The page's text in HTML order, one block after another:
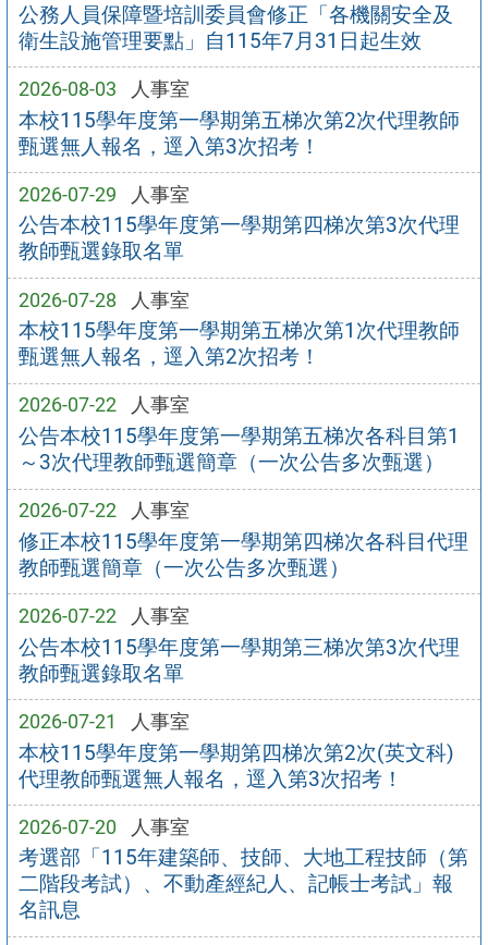
公務人員保障暨培訓委員會修正「各機關安全及
衛生設施管理要點」自115年7月31日起生效
2026-08-03 人事室
本校115學年度第一學期第五梯次第2次代理教師
甄選無人報名，逕入第3次招考！
2026-07-29 人事室
公告本校115學年度第一學期第四梯次第3次代理
教師甄選錄取名單
2026-07-28 人事室
本校115學年度第一學期第五梯次第1次代理教師
甄選無人報名，逕入第2次招考！
2026-07-22 人事室
公告本校115學年度第一學期第五梯次各科目第1
～3次代理教師甄選簡章（一次公告多次甄選）
2026-07-22 人事室
修正本校115學年度第一學期第四梯次各科目代理
教師甄選簡章（一次公告多次甄選）
2026-07-22 人事室
公告本校115學年度第一學期第三梯次第3次代理
教師甄選錄取名單
2026-07-21 人事室
本校115學年度第一學期第四梯次第2次(英文科)
代理教師甄選無人報名，逕入第3次招考！
2026-07-20 人事室
考選部「115年建築師、技師、大地工程技師（第
二階段考試）、不動產經紀人、記帳士考試」報
名訊息